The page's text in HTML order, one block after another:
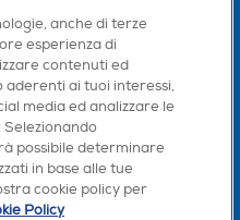
anche di terze
esperienza di
contenuti ed
aderenti ai tuoi interessi,
media ed analizzare le
Selezionando
possibile determinare
in base alle tue
cookie policy per
Policy